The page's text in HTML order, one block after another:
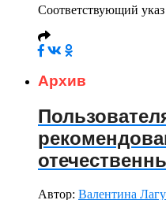
Соответствующий
Архив
Автор: Валентина